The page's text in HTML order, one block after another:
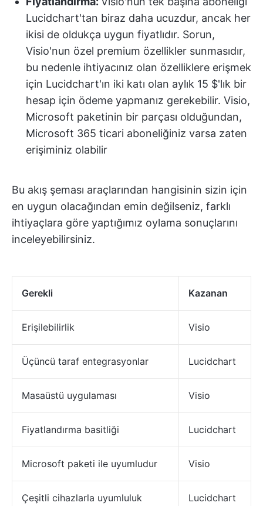
Lucidchart'tan biraz daha ucuzdur, ancak her
ikisi de oldukça uygun fiyatlıdır. Sorun,
Visio'nun özel premium özellikler sunmasıdır,
bu nedenle ihtiyacınız olan özelliklere erişmek
için Lucidchart'ın iki katı olan aylık 15 $'lık bir
hesap için ödeme yapmanız gerekebilir. Visio,
Microsoft paketinin bir parçası olduğundan,
Microsoft 365 ticari aboneliğiniz varsa zaten
erişiminiz olabilir
Bu akış şeması araçlarından hangisinin sizin için
en uygun olacağından emin değilseniz, farklı
ihtiyaçlara göre yaptığımız oylama sonuçlarını
inceleyebilirsiniz.
Gerekli Kazanan
Erişilebilirlik Visio
Üçüncü taraf entegrasyonlar Lucidchart
Masaüstü uygulaması Visio
Fiyatlandırma basitliği Lucidchart
Microsoft paketi ile uyumludur Visio
Çeşitli cihazlarla uyumluluk Lucidchart